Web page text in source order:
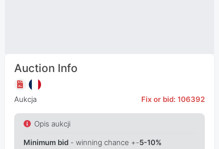
Auction Info
Aukcja Fix or bid: 106392
Opis aukcji
Minimum bid- winning chance +-5-10%